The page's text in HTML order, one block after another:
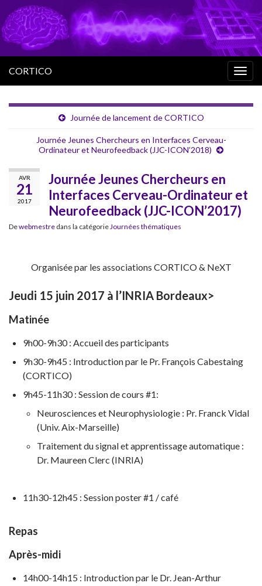
CORTICO
Journée de lancement de CORTICO
Journée Jeunes Chercheurs en Interfaces Cerveau-
Ordinateur et Neurofeedback (JJC-ICON’2018)
AVR
21
2017
Journée Jeunes Chercheurs en
Interfaces Cerveau-Ordinateur et
Neurofeedback (JJC-ICON’2017)
Dewebmestre dans la catégorie Journées thématiques
Organisée par les associations CORTICO & NeXT
Jeudi 15 juin 2017 à l’INRIA Bordeaux>
Matinée
9h00-9h30 : Accueil des participants
9h30-9h45 : Introduction par le Pr. François Cabestaing
(CORTICO)
9h45-11h30 : Session de cours #1:
Neurosciences et Neurophysiologie : Pr. Franck Vidal
(Univ. Aix-Marseille)
Traitement du signal et apprentissage automatique :
Dr. Maureen Clerc (INRIA)
11h30-12h45 : Session poster #1 / café
Repas
Après-midi
14h00-14h15 : Introduction par le Dr. Jean-Arthur